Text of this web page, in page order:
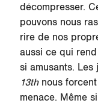
décompresser.
pouvons nous
rire de nos
aussi ce qui rend
si amusants. Les
13thnous forcent
menace. Même